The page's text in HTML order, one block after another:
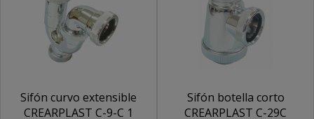
Sifón curvo extensible
CREARPLAST C-9-C 1
Sifón botella corto
CREARPLAST C-29C